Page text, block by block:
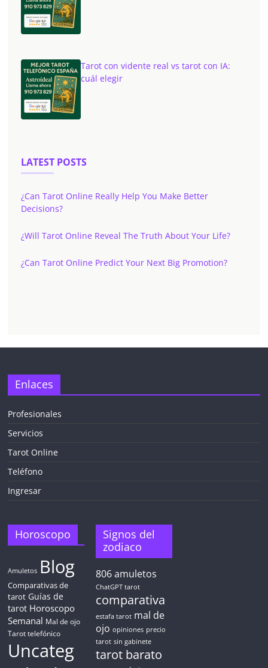
Tarot con vidente real vs tarot con IA:
cuál elegir
LATEST POSTS
¿Can Tarot Online Really Help You Make Better
Decisions?
¿Will Tarot Online Reveal The Truth About Your Life?
¿Can Tarot Online Predict Your Next Big Promotion?
TAROT GRATIS
✓ Sin cargos automáticos. El chat se detiene al finalizar el
crédito
Enlaces
Profesionales
Servicios
Tarot Online
Teléfono
Ingresar
Horoscopo
Amuletos Blog
Comparativas de
tarot Guías de
tarot Horoscopo
Semanal Mal de ojo
Tarot telefónico
Uncateg
Signos del
zodiaco
806amuletos
ChatGPT tarot
comparativa
estafa tarot mal de
ojo opiniones precio
tarot sin gabinete
tarot barato